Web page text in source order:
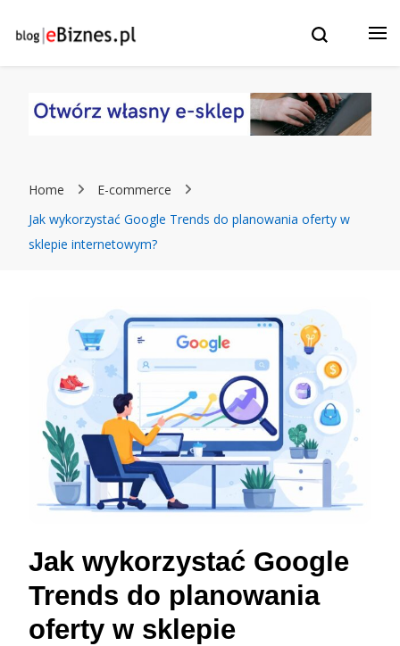
Twój biznes w Internecie: e-
internetowe, strony WWW,
ChatBoty, Marketing i
Home
E-commerce
Jak wykorzystać Google Trends do planowania oferty w
sklepie internetowym?
Jak wykorzystać Google
Trends do planowania
oferty w sklepie